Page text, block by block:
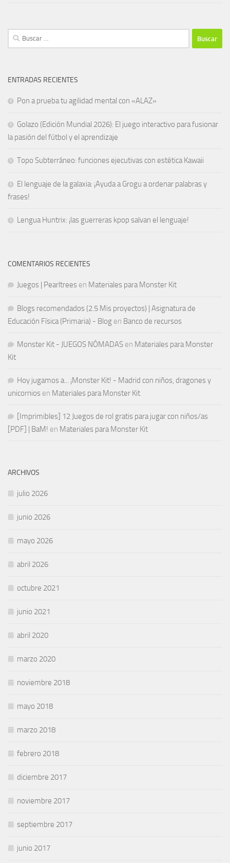
Buscar:
ENTRADAS RECIENTES
Pon a prueba tu agilidad mental con «ALAZ»
Golazo (Edición Mundial 2026): El juego interactivo para fusionar
la pasión del fútbol y el aprendizaje
Topo Subterráneo: funciones ejecutivas con estética Kawaii
El lenguaje de la galaxia: ¡Ayuda a Grogu a ordenar palabras y
frases!
Lengua Huntrix: ¡las guerreras kpop salvan el lenguaje!
COMENTARIOS RECIENTES
Juegos | Pearltrees en Materiales para Monster Kit
Blogs recomendados (2.5 Mis proyectos) | Asignatura de
Educación Física (Primaria) - Blog en Banco de recursos
Monster Kit - JUEGOS NÓMADAS en Materiales para Monster
Kit
Hoy jugamos a... ¡Monster Kit! - Madrid con niños, dragones y
unicornios en Materiales para Monster Kit
[Imprimibles] 12 Juegos de rol gratis para jugar con niños/as
[PDF] | BaM! en Materiales para Monster Kit
ARCHIVOS
julio 2026
junio 2026
mayo 2026
abril 2026
octubre 2021
junio 2021
abril 2020
marzo 2020
noviembre 2018
mayo 2018
marzo 2018
febrero 2018
diciembre 2017
noviembre 2017
septiembre 2017
junio 2017